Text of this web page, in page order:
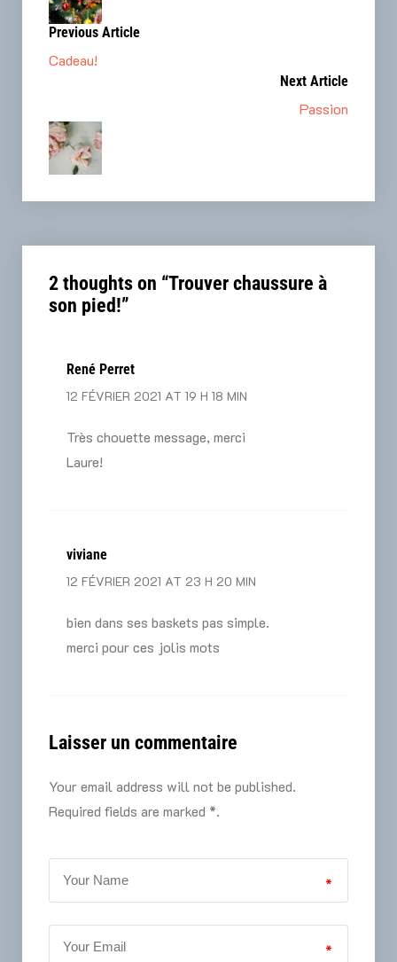
Previous Article
Cadeau!
Next Article
Passion
2 thoughts on “Trouver chaussure à
son pied!”
René Perret
12 FÉVRIER 2021 AT 19 H 18 MIN
Très chouette message, merci
Laure!
viviane
12 FÉVRIER 2021 AT 23 H 20 MIN
bien dans ses baskets pas simple.
merci pour ces jolis mots
Laisser un commentaire
Your email address will not be published.
Required fields are marked *.
*
*